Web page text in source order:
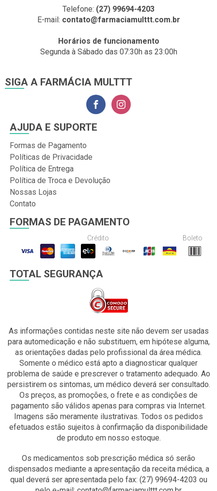
Telefone: (27) 99694-4203
E-mail: contato@farmaciamulttt.com.br
Horários de funcionamento
Segunda à Sábado das 07:30h as 23:00h
SIGA A FARMÁCIA MULTTT
AJUDA E SUPORTE
Formas de Pagamento
Políticas de Privacidade
Política de Entrega
Política de Troca e Devolução
Nossas Lojas
Contato
FORMAS DE PAGAMENTO
Crédito Boleto
TOTAL SEGURANÇA
As informações contidas neste site não devem ser usadas
para automedicação e não substituem, em hipótese alguma,
as orientações dadas pelo profissional da área médica.
Somente o médico está apto a diagnosticar qualquer
problema de saúde e prescrever o tratamento adequado. Ao
persistirem os sintomas, um médico deverá ser consultado.
Os preços, as promoções, o frete e as condições de
pagamento são válidos apenas para compras via Internet.
Imagens são meramente ilustrativas. Todos os pedidos
efetuados estão sujeitos à confirmação da disponibilidade
de produto em nosso estoque.
Os medicamentos sob prescrição médica só serão
dispensados mediante a apresentação da receita médica, a
qual deverá ser apresentada pelo fax: (27) 99694-4203 ou